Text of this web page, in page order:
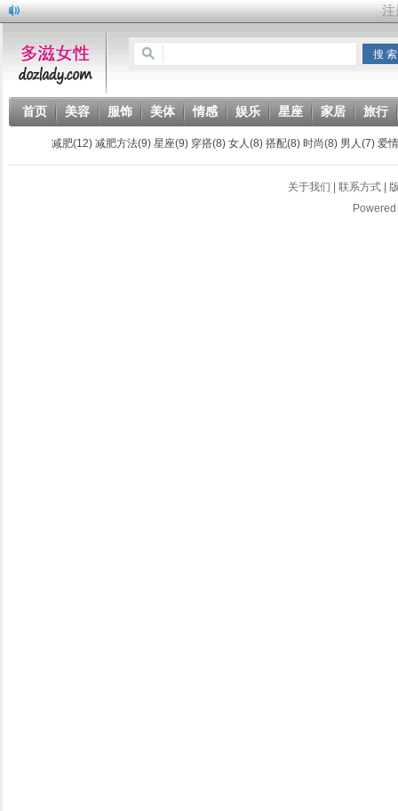
首页 美容 服饰 美体 情感 娱乐 星座 家居 旅行
减肥(12) 减肥方法(9) 星座(9) 穿搭(8) 女人(8) 搭配(8) 时尚(8) 男人(7) 爱情
关于我们 联系方式|